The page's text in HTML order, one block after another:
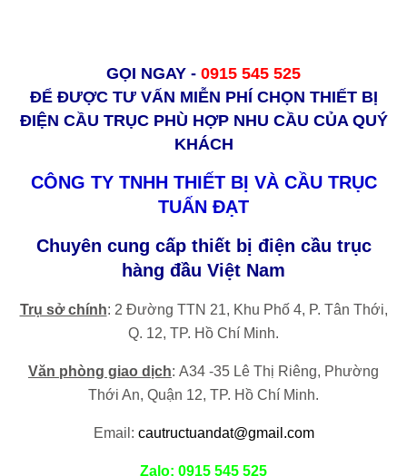
GỌI NGAY - 0915 545 525
ĐỂ ĐƯỢC TƯ VẤN MIỄN PHÍ CHỌN THIẾT BỊ
ĐIỆN CẦU TRỤC PHÙ HỢP NHU CẦU CỦA QUÝ
KHÁCH
CÔNG TY TNHH THIẾT BỊ VÀ CẦU TRỤC
TUẤN ĐẠT
Chuyên cung cấp thiết bị điện cầu trục
hàng đầu Việt Nam
Trụ sở chính: 2 Đường TTN 21, Khu Phố 4, P. Tân Thới,
Q. 12, TP. Hồ Chí Minh.
Văn phòng giao dịch: A34 -35 Lê Thị Riêng, Phường
Thới An, Quận 12, TP. Hồ Chí Minh.
Email: cautructuandat@gmail.com
Zalo: 0915 545 525